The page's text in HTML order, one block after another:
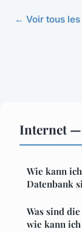
← Voir tous
Internet —
Wie kann
Datenbank
Was sind
wie kann